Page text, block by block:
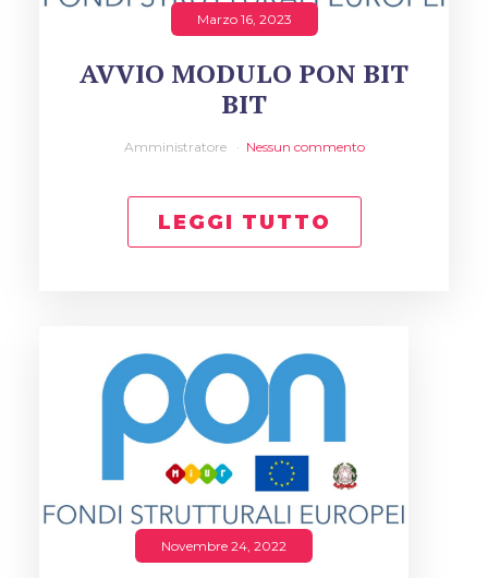
Marzo 16, 2023
AVVIO MODULO PON BIT
BIT
Amministratore Nessun commento
LEGGI TUTTO
Novembre 24, 2022